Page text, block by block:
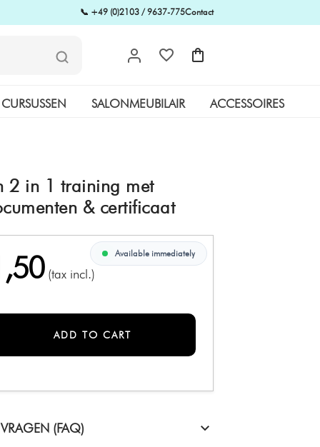
📞 +49 (0)2103 / 9637-775Contact
CURSUSSEN SALONMEUBILAIR ACCESSOIRES
2 in 1 training met
& certificaat
(tax incl.)
Available immediately
ADD TO CART
VRAGEN (FAQ)